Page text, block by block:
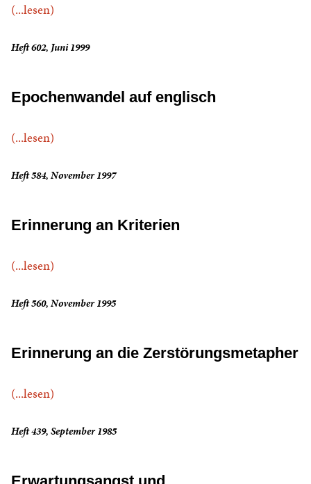
(...lesen)
Heft 602, Juni 1999
Epochenwandel auf englisch
(...lesen)
Heft 584, November 1997
Erinnerung an Kriterien
(...lesen)
Heft 560, November 1995
Erinnerung an die Zerstörungsmetapher
(...lesen)
Heft 439, September 1985